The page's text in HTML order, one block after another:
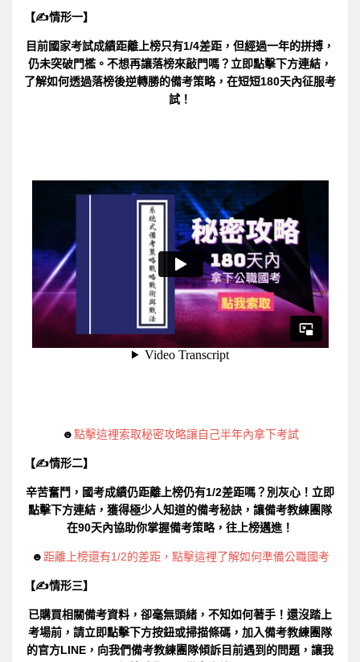
【✍情形一】
目前國家考試成績距離上榜只有1/4差距，但經過一年的拼搏，
仍未突破門檻。不想再讓落榜來敲門嗎？立即點擊下方連結，
了解如何透過落榜後逆轉勝的備考策略，在短短180天內征服考
試！
☻點擊這裡索取秘密攻略讓自己半年內拿下考試
【✍情形二】
辛苦奮鬥，國考成績仍距離上榜仍有1/2差距嗎？別灰心！立即
點擊下方連結，獲得極少人知道的備考秘訣，讓備考教練團隊
在90天內協助你掌握備考策略，往上榜邁進！
☻ 距離上榜還有1/2的差距，點擊這裡了解如何準備公職國考
【✍情形三】
已購買相關備考資料，卻毫無頭緒，不知如何著手！還沒踏上
考場前，請立即點擊下方按鈕或掃描條碼，加入備考教練團隊
的官方LINE，向我們備考教練團隊傾訴目前遇到的問題，讓我